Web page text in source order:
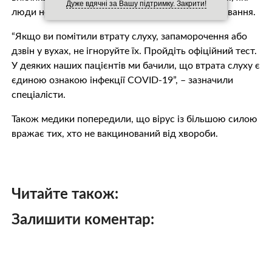
Дуже вдячні за Вашу підтримку. Закрити!
люди не завжди сприймають як ознаку захворювання.
“Якщо ви помітили втрату слуху, запаморочення або
дзвін у вухах, не ігноруйте їх. Пройдіть офіційний тест.
У деяких наших пацієнтів ми бачили, що втрата слуху є
єдиною ознакою інфекції COVID-19”, – зазначили
спеціалісти.
Також медики попередили, що вірус із більшою силою
вражає тих, хто не вакцинований від хвороби.
Читайте також:
Залишити коментар: